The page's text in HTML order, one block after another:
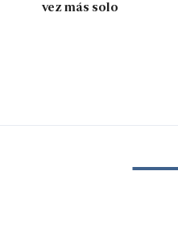
vez más solo